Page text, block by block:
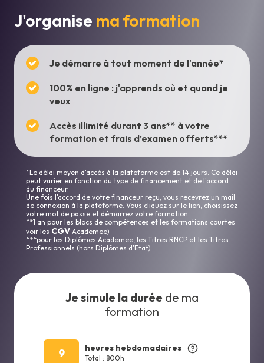
J'organise ma formation
Je démarre à tout moment de l'année*
100% en ligne : j'apprends où et quand je
veux
Accès illimité durant 3 ans** à votre
formation et frais d’examen offerts***
*Le délai moyen d'accès à la plateforme est de 14 jours. Ce délai
peut varier en fonction du type de financement et de l'accord
du financeur.
Une fois l'accord de votre financeur reçu, vous recevrez un mail
de connexion à la plateforme. Vous cliquez sur le lien, choisissez
votre mot de passe et démarrez votre formation
**1 an pour les blocs de compétences et les formations courtes
voir les CGV Academee)
***pour les Diplômes Academee, les Titres RNCP et les Titres
Professionnels (hors Diplômes d'Etat)
Je simule la durée de ma
formation
9 heures hebdomadaires
Total : 800h